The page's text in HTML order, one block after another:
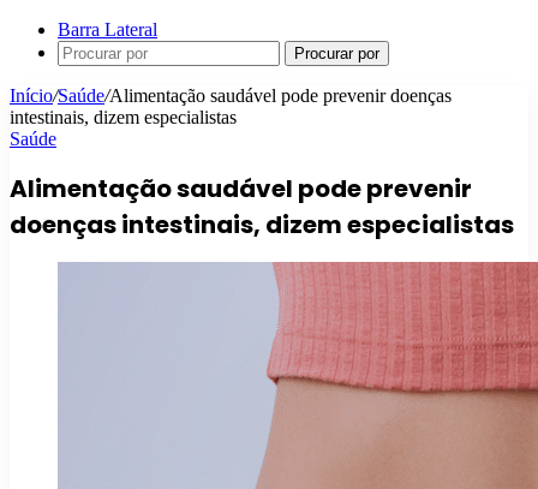
Barra Lateral
Procurar por
Início/Saúde/Alimentação saudável pode prevenir doenças
intestinais, dizem especialistas
Saúde
Alimentação saudável pode prevenir
doenças intestinais, dizem especialistas